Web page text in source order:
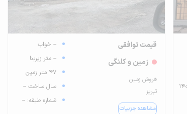
قیمت توافقی
زمین و کلنگی
فروش زمین
تبریز
مشاهده جزییات
-- خواب
-- متر زیربنا
47 متر زمین
سال ساخت --
شماره طبقه: --